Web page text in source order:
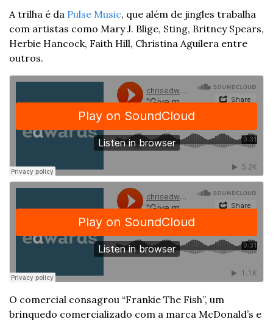
A trilha é da Pulse Music, que além de jingles trabalha
com artistas como Mary J. Blige, Sting, Britney Spears,
Herbie Hancock, Faith Hill, Christina Aguilera entre
outros.
O comercial consagrou “Frankie The Fish”, um
brinquedo comercializado com a marca McDonald’s e